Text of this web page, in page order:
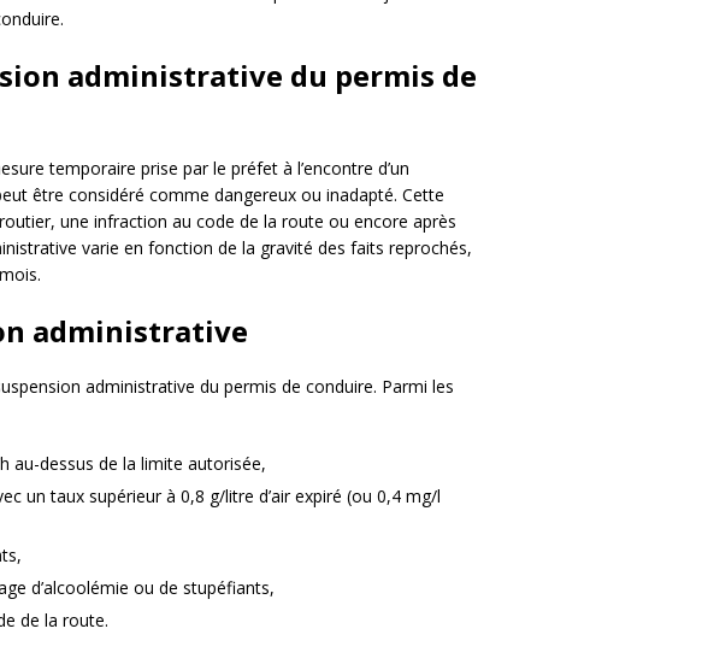
administrative du permis de
temporaire prise par le préfet à l’encontre d’un
être considéré comme dangereux ou inadapté. Cette
une infraction au code de la route ou encore après
varie en fonction de la gravité des faits reprochés,
administrative
administrative du permis de conduire. Parmi les
au-dessus de la limite autorisée,
un taux supérieur à 0,8 g/litre d’air expiré (ou 0,4 mg/l
d’alcoolémie ou de stupéfiants,
de la route.